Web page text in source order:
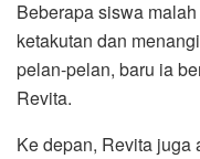
Beberapa siswa
ketakutan dan
pelan-pelan, baru ia
Revita.
Ke depan, Revita juga